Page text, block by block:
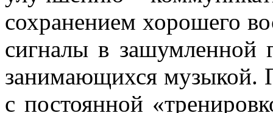
сохранением хорошего
сигналы в зашумленной
занимающихся музыкой.
с постоянной